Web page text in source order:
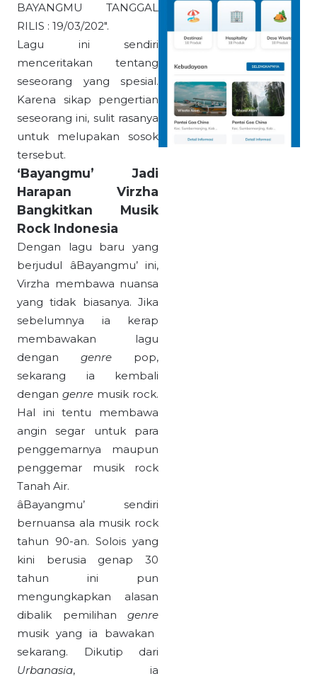
BAYANGMU TANGGAL
RILIS : 19/03/202″.
Lagu ini sendiri
menceritakan tentang
seseorang yang spesial.
Karena sikap pengertian
seseorang ini, sulit rasanya
untuk melupakan sosok
tersebut.
‘Bayangmu’ Jadi
Harapan Virzha
Bangkitkan Musik
Rock Indonesia
Dengan lagu baru yang
berjudul âBayangmu’ ini,
Virzha membawa nuansa
yang tidak biasanya. Jika
sebelumnya ia kerap
membawakan lagu
dengan genre pop,
sekarang ia kembali
dengan genre musik rock.
Hal ini tentu membawa
angin segar untuk para
penggemarnya maupun
penggemar musik rock
Tanah Air.
âBayangmu’ sendiri
bernuansa ala musik rock
tahun 90-an. Solois yang
kini berusia genap 30
tahun ini pun
mengungkapkan alasan
dibalik pemilihan genre
musik yang ia bawakan
sekarang. Dikutip dari
Urbanasia, ia